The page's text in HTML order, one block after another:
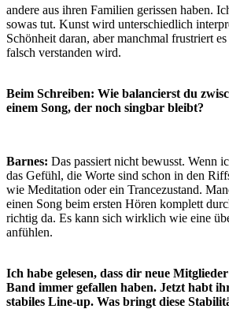
andere aus ihren Familien gerissen haben.
sowas tut. Kunst wird unterschiedlich
Schönheit daran, aber manchmal frustriert
falsch verstanden wird.
Beim Schreiben: Wie balancierst du
einem Song, der noch singbar bleibt?
Barnes: Das passiert nicht bewusst. Wenn
das Gefühl, die Worte sind schon in den
wie Meditation oder ein Trancezustand.
einen Song beim ersten Hören komplett
richtig da. Es kann sich wirklich wie eine
anfühlen.
Ich habe gelesen, dass dir neue
Band immer gefallen haben. Jetzt habt
stabiles Line-up. Was bringt diese